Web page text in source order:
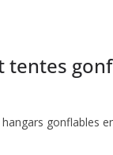
tentes
gonflables